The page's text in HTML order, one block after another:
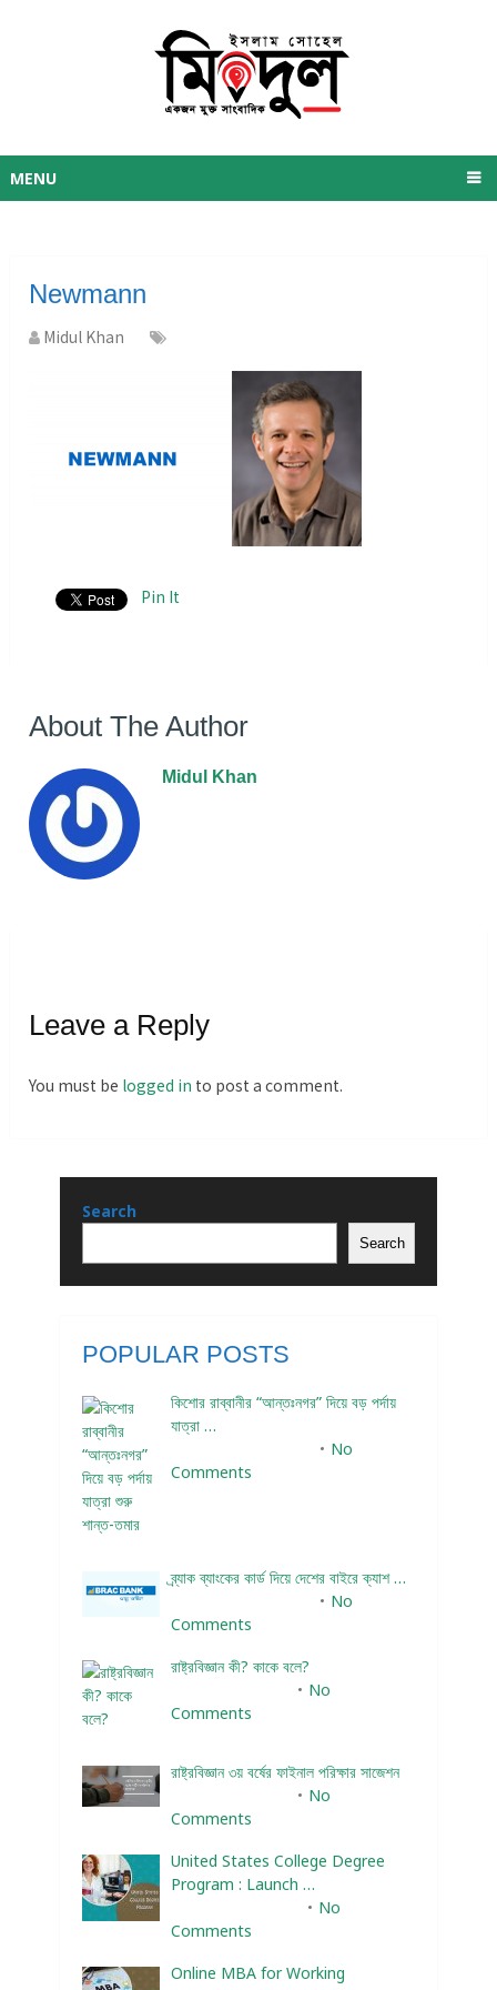
MENU
Newmann
Midul Khan
Pin It
About The Author
Midul Khan
Leave a Reply
You must be logged in to post a comment.
Search
Search
POPULAR POSTS
কিশোর রাব্বানীর “আন্তঃনগর” দিয়ে বড় পর্দায়
যাত্রা …
No
Comments
ব্র্যাক ব্যাংকের কার্ড দিয়ে দেশের বাইরে ক্যাশ …
No
Comments
রাষ্ট্রবিজ্ঞান কী? কাকে বলে?
No
Comments
রাষ্ট্রবিজ্ঞান ৩য় বর্ষের ফাইনাল পরিক্ষার সাজেশন
No
Comments
United States College Degree
Program : Launch …
No
Comments
Online MBA for Working